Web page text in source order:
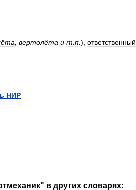
вертолёта и т п ) ответственный
НИР
в других словарях: